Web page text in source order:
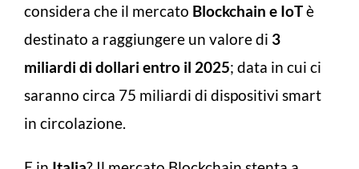
considera che il mercato Blockchain e IoTè
destinato a raggiungere un valore di 3
miliardi di dollari entro il 2025; data in cui ci
saranno circa 75 miliardi di dispositivi smart
in circolazione.